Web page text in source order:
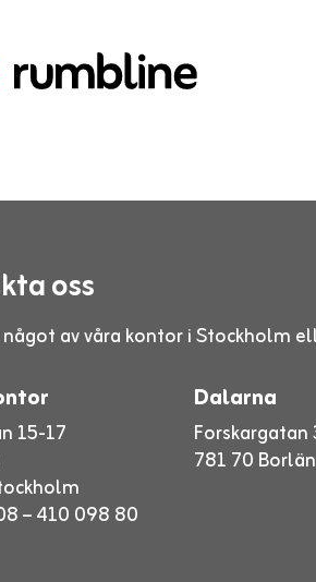
oss
av våra kontor i Stockholm
15-17
– 410 098 80
Dalarna
Forskargatan
781 70